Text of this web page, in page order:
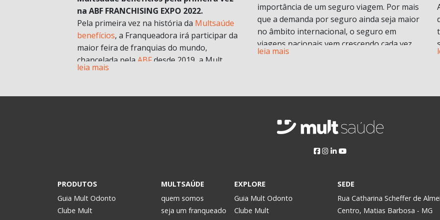
na ABF FRANCHISING EXPO 2022.
Pela primeira vez na história da Multsaúde
benefícios, a Franqueadora irá participar da
maior feira de franquias do mundo,
chancelada pela ABFdesde 2019, a Mult
chegará com muitas novidades e
A grande aposta da Mult para a Feira ABF
estratégias para estar mais próxima da
realidade dos potenciais investidores. Assim,
passou a oferecer os formatos de
leia mais
importância de um seguro viagem. Por mais
que a demanda por seguro ainda seja maior
no âmbito internacional, o seguro em
viagens nacionais vem crescendo cada vez
mais por procura de informações.
O que é seguro viagem?
Esse modelo de seguro normalmente cobre
Isso engloba despesas médicas e
contratempos com a própria viagem.
Pode ser contratado para viagens nacionais
leia mais
PRODUTOS
Guia Mult Odonto
Clube Mult
MULTSAÚDE
quem somos
seja um franqueado
EXPLORE
Guia Mult Odonto
Clube Mult
SEDE
Rua Catharina Scheffer de
Centro, Matias Barbosa - MG